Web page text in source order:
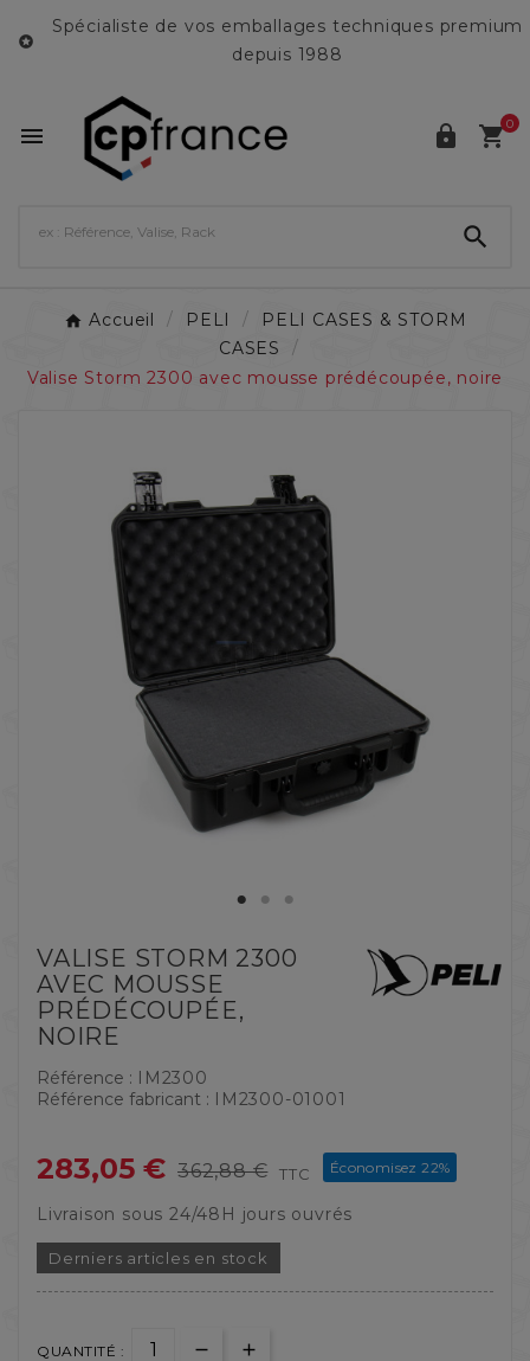

Spécialiste de vos emballages techniques premium
depuis 1988
  0

Accueil PELI
PELI CASES & STORM
CASES
Valise Storm 2300 avec mousse prédécoupée, noire
VALISE STORM 2300
AVEC MOUSSE
PRÉDÉCOUPÉE,
NOIRE
Référence : IM2300
Référence fabricant : IM2300-01001
283,05 € 362,88 € TTC Économisez 22%
Livraison sous 24/48H jours ouvrés
Derniers articles en stock
QUANTITÉ :